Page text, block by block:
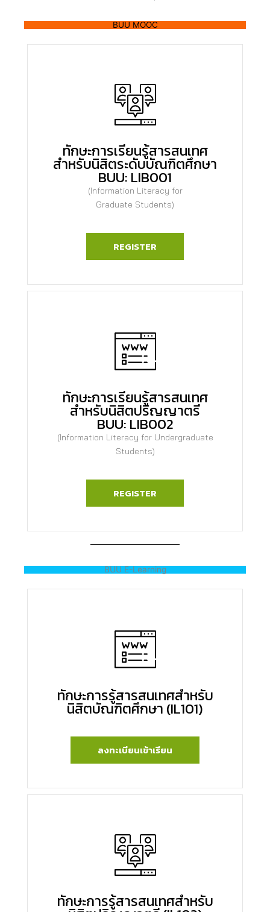
BUU MOOC
ทักษะการเรียนรู้สารสนเทศ
สำหรับนิสิตระดับบัณฑิตศึกษา
BUU: LIB001
(Information Literacy for
Graduate Students)
REGISTER
ทักษะการเรียนรู้สารสนเทศ
สำหรับนิสิตปริญญาตรี
BUU: LIB002
(Information Literacy for Undergraduate
Students)
REGISTER
BUU E-Learning
ทักษะการรู้สารสนเทศสำหรับ
นิสิตบัณฑิตศึกษา (IL101)
ลงทะเบียนเข้าเรียน
ทักษะการรู้สารสนเทศสำหรับ